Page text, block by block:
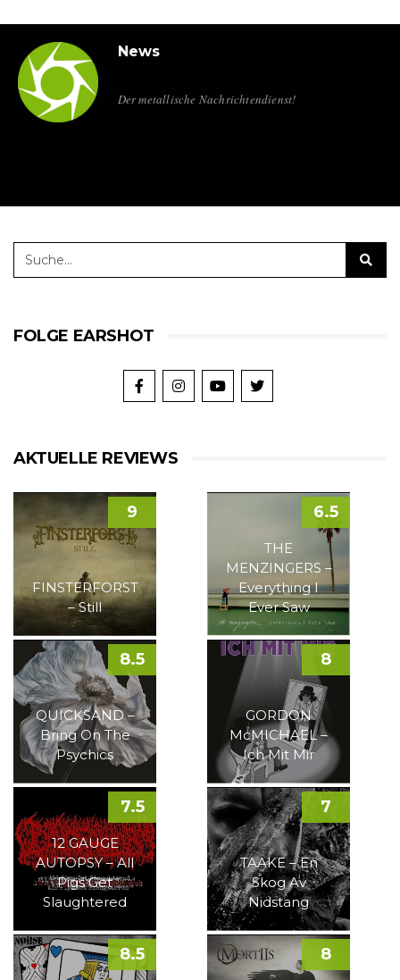
News
Der metallische Nachrichtendienst!
FOLGE EARSHOT
AKTUELLE REVIEWS
FINSTERFORST
– Still
9
THE
MENZINGERS –
Everything I
Ever Saw
6.5
QUICKSAND –
Bring On The
Psychics
8.5
GORDON
McMICHAEL –
Ich Mit Mir
8
12 GAUGE
AUTOPSY – All
Pigs Get
Slaughtered
7.5
TAAKE – En
Skog Av
Nidstang
7
8.5 8